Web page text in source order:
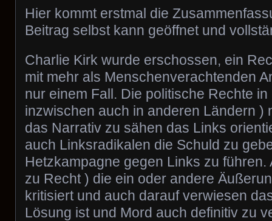
Hier kommt erstmal die
Beitrag selbst kann geöffnet und
Charlie Kirk wurde erschossen, ein
mit mehr als Menschenverachtenden
nur einem Fall. Die politische Rechte
inzwischen auch in anderen Ländern )
das Narrativ zu sähen das Links
auch Linksradikalen die Schuld zu
Hetzkampagne gegen Links zu führen.
zu Recht ) die ein oder andere
kritisiert und auch darauf verwiesen
Lösung ist und Mord auch definitiv zu